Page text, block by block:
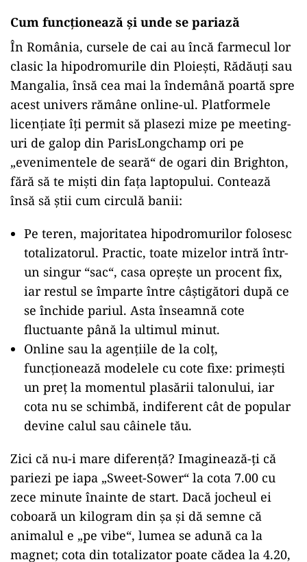
Cum funcționează și unde se pariază
În România, cursele de cai au încă farmecul lor
clasic la hipodromurile din Ploiești, Rădăuți sau
Mangalia, însă cea mai la îndemână poartă spre
acest univers rămâne online-ul. Platformele
licențiate îți permit să plasezi mize pe meeting-
uri de galop din ParisLongchamp ori pe
„evenimentele de seară“ de ogari din Brighton,
fără să te miști din fața laptopului. Contează
însă să știi cum circulă banii:
Pe teren, majoritatea hipodromurilor folosesc
totalizatorul. Practic, toate mizelor intră într-
un singur “sac“, casa oprește un procent fix,
iar restul se împarte între câștigători după ce
se închide pariul. Asta înseamnă cote
fluctuante până la ultimul minut.
Online sau la agențiile de la colț,
funcționează modelele cu cote fixe: primești
un preț la momentul plasării talonului, iar
cota nu se schimbă, indiferent cât de popular
devine calul sau câinele tău.
Zici că nu-i mare diferență? Imaginează-ți că
pariezi pe iapa „Sweet-Sower“ la cota 7.00 cu
zece minute înainte de start. Dacă jocheul ei
coboară un kilogram din șa și dă semne că
animalul e „pe vibe“, lumea se adună ca la
magnet; cota din totalizator poate cădea la 4.20,